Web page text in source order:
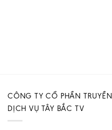
CÔNG TY CỔ PHẦN
DỊCH VỤ TÂY BẮC TV